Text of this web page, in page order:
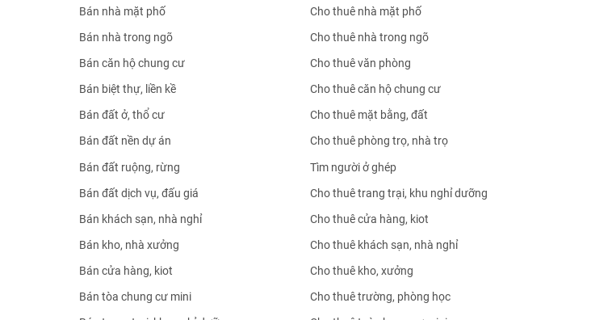
Bán nhà mặt phố
Bán nhà trong ngõ
Bán căn hộ chung cư
Bán biệt thự, liền kề
Bán đất ở, thổ cư
Bán đất nền dự án
Bán đất ruộng, rừng
Bán đất dịch vụ, đấu giá
Bán khách sạn, nhà nghỉ
Bán kho, nhà xưởng
Bán cửa hàng, kiot
Bán tòa chung cư mini
Cho thuê nhà mặt phố
Cho thuê nhà trong ngõ
Cho thuê văn phòng
Cho thuê căn hộ chung cư
Cho thuê mặt bằng, đất
Cho thuê phòng trọ, nhà trọ
Tìm người ở ghép
Cho thuê trang trại, khu nghỉ dưỡng
Cho thuê cửa hàng, kiot
Cho thuê khách sạn, nhà nghỉ
Cho thuê kho, xưởng
Cho thuê trường, phòng học